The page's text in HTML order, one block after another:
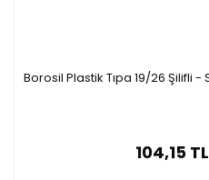
Borosil Plastik Tıpa 19/26 Şilifli -
104,15 TL